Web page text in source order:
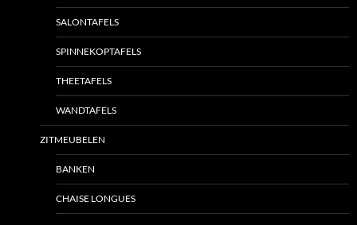
SALONTAFELS
SPINNEKOPTAFELS
THEETAFELS
WANDTAFELS
ZITMEUBELEN
BANKEN
CHAISE LONGUES